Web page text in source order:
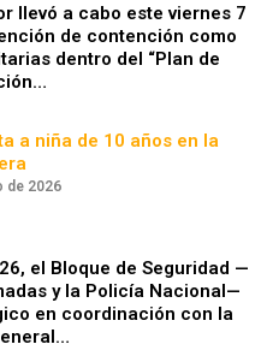
llevó a cabo este viernes 7
de contención como
dentro del “Plan de
a niña de 10 años en la
de 2026
el Bloque de Seguridad —
y la Policía Nacional—
en coordinación con la